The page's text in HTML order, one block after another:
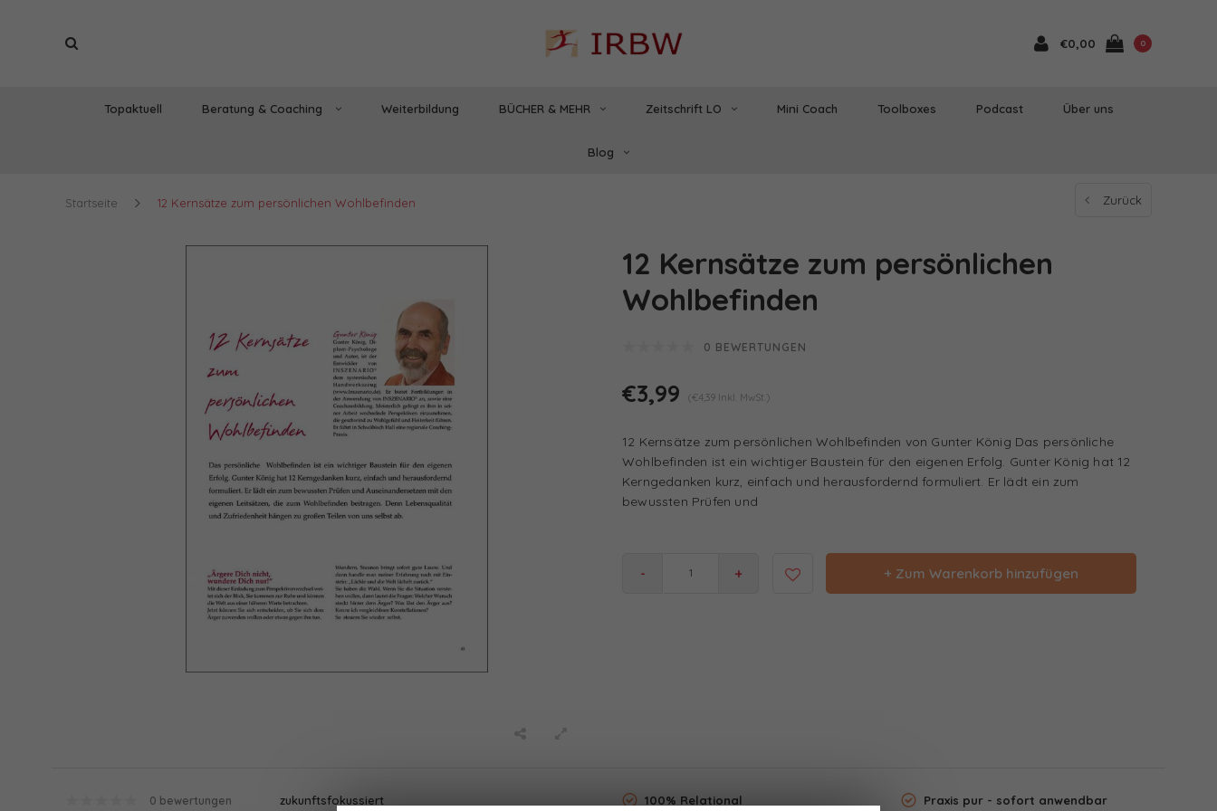
€0,00 0
Topaktuell Beratung & Coaching Weiterbildung BÜCHER & MEHR Zeitschrift LO Mini Coach Toolboxes Podcast Über uns
Blog
Startseite 12 Kernsätze zum persönlichen Wohlbefinden Zurück
12 Kernsätze zum persönlichen
Wohlbefinden
0 BEWERTUNGEN
€3,99 (€4,39 Inkl. MwSt.)
12 Kernsätze zum persönlichen Wohlbefinden von Gunter König Das persönliche
Wohlbefinden ist ein wichtiger Baustein für den eigenen Erfolg. Gunter König hat 12
Kerngedanken kurz, einfach und herausfordernd formuliert. Er lädt ein zum
bewussten Prüfen und
- + + Zum Warenkorb hinzufügen
0 bewertungen zukunftsfokussiert 100% Relational Praxis pur - sofort anwendbar